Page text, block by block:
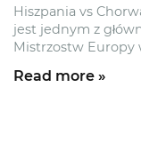
Hiszpania vs
jest jednym z
Mistrzostw Europy
Read more »